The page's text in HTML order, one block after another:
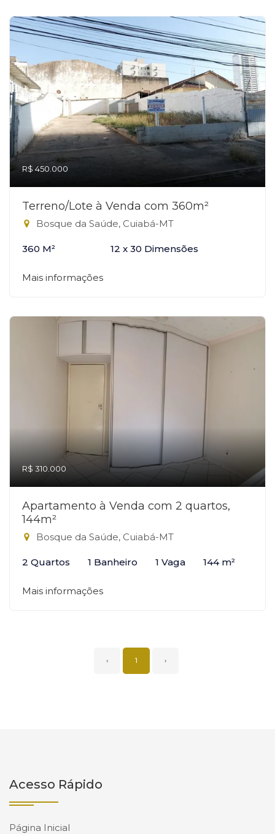
R$ 450.000
Terreno/Lote à Venda com 360m²
Bosque da Saúde, Cuiabá-MT
360 M² 12 x 30 Dimensões
Mais informações
R$ 310.000
Apartamento à Venda com 2 quartos,
144m²
Bosque da Saúde, Cuiabá-MT
2 Quartos 1 Banheiro 1 Vaga 144 m²
Mais informações
‹ 1 ›
Acesso Rápido
Página Inicial